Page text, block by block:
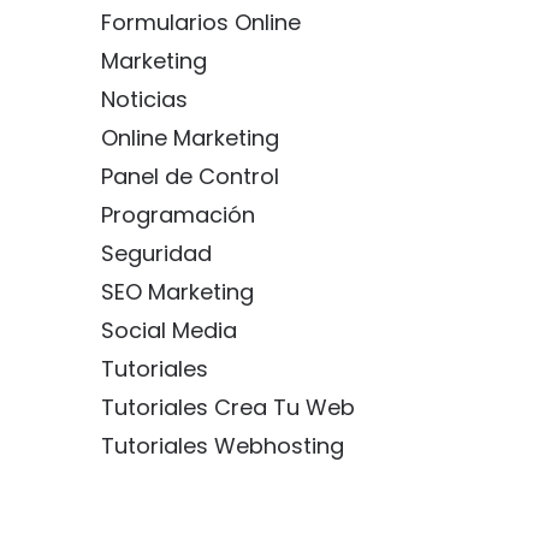
Formularios Online
Marketing
Noticias
Online Marketing
Panel de Control
Programación
Seguridad
SEO Marketing
Social Media
Tutoriales
Tutoriales Crea Tu Web
Tutoriales Webhosting